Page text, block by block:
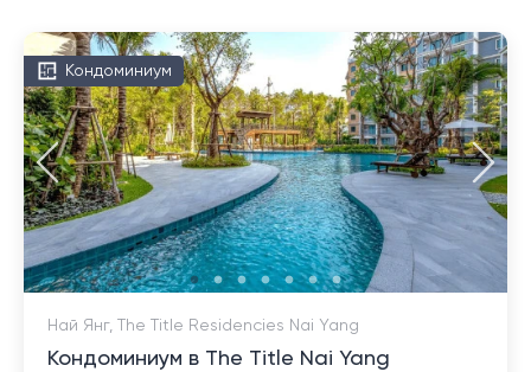
Кондоминиум
Най Янг, The Title Residencies Nai Yang
Кондоминиум в The Title Nai Yang